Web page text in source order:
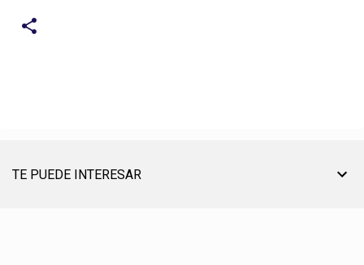
TE PUEDE INTERESAR